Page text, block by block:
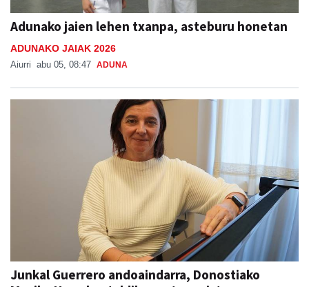
Adunako jaien lehen txanpa, asteburu honetan
ADUNAKO JAIAK 2026
Aiurri abu 05, 08:47 ADUNA
Junkal Guerrero andoaindarra, Donostiako